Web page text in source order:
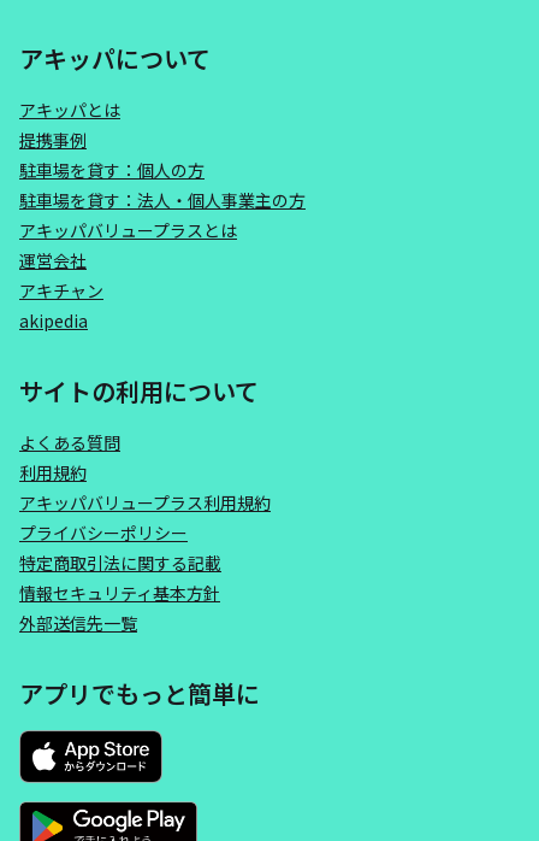
アキッパについて
アキッパとは
提携事例
駐車場を貸す：個人の方
駐車場を貸す：法人・個人事業主の方
アキッパバリュープラスとは
運営会社
アキチャン
akipedia
サイトの利用について
よくある質問
利用規約
アキッパバリュープラス利用規約
プライバシーポリシー
特定商取引法に関する記載
情報セキュリティ基本方針
外部送信先一覧
アプリでもっと簡単に